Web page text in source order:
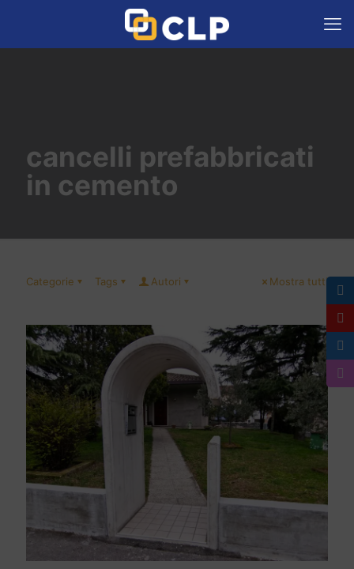
cancelli prefabbricati
in cemento
Categorie Tags Autori Mostra tutti